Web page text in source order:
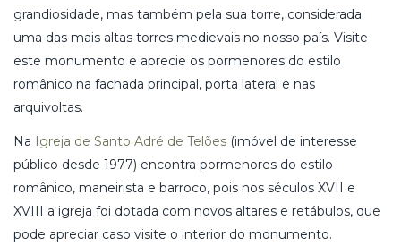
grandiosidade, mas também pela sua torre, considerada
uma das mais altas torres medievais no nosso país. Visite
este monumento e aprecie os pormenores do estilo
românico na fachada principal, porta lateral e nas
arquivoltas.
Na Igreja de Santo Adré de Telões (imóvel de interesse
público desde 1977) encontra pormenores do estilo
românico, maneirista e barroco, pois nos séculos XVII e
XVIII a igreja foi dotada com novos altares e retábulos, que
pode apreciar caso visite o interior do monumento.